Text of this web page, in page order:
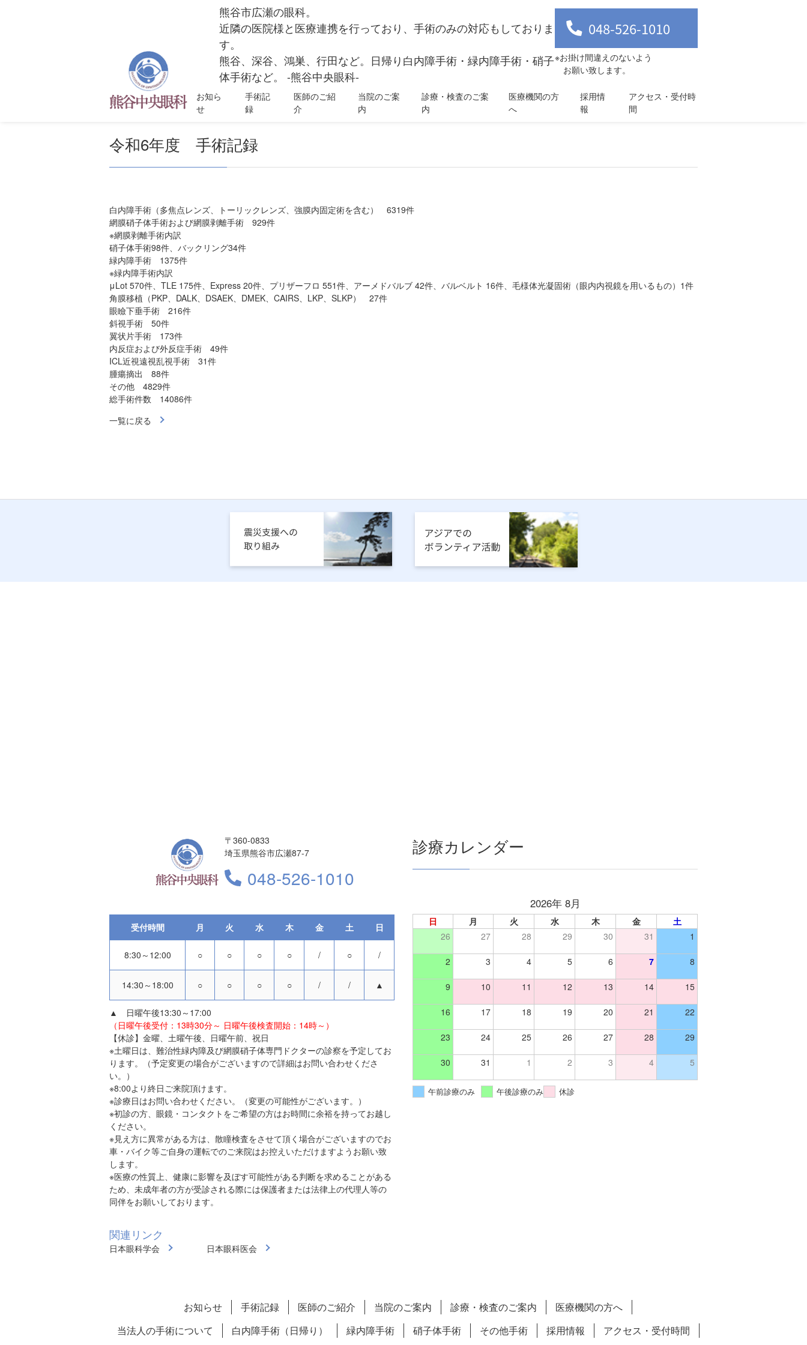
熊谷市広瀬の眼科。
近隣の医院様と医療連携を行っており、手術のみの対応もしておりま
す。
熊谷、深谷、鴻巣、行田など。日帰り白内障手術・緑内障手術・硝子
体手術など。 -熊谷中央眼科-
048-526-1010
※お掛け間違えのないよう
お願い致します。
お知ら
せ
手術記
録
医師のご紹
介
当院のご案
内
診療・検査のご案
内
医療機関の方
へ
採用情
報
アクセス・受付時
間
令和6年度 手術記録
白内障手術（多焦点レンズ、トーリックレンズ、強膜内固定術を含む） 6319件
網膜硝子体手術および網膜剥離手術 929件
※網膜剥離手術内訳
硝子体手術98件、バックリング34件
緑内障手術 1375件
※緑内障手術内訳
μLot 570件、TLE 175件、Express 20件、プリザーフロ 551件、アーメドバルブ 42件、バルベルト 16件、毛様体光凝固術（眼内内視鏡を用いるもの）1件
角膜移植（PKP、DALK、DSAEK、DMEK、CAIRS、LKP、SLKP） 27件
眼瞼下垂手術 216件
斜視手術 50件
翼状片手術 173件
内反症および外反症手術 49件
ICL近視遠視乱視手術 31件
腫瘍摘出 88件
その他 4829件
総手術件数 14086件
一覧に戻る
〒360-0833
埼玉県熊谷市広瀬87-7
048-526-1010
受付時間 月 火 水 木 金 土 日
8:30～12:00 ○ ○ ○ ○ / ○ /
14:30～18:00 ○ ○ ○ ○ / / ▲
▲ 日曜午後13:30～17:00
（日曜午後受付：13時30分～ 日曜午後検査開始：14時～）
【休診】金曜、土曜午後、日曜午前、祝日
※土曜日は、難治性緑内障及び網膜硝子体専門ドクターの診察を予定してお
ります。（予定変更の場合がございますので詳細はお問い合わせくださ
い。）
※8:00より終日ご来院頂けます。
※診療日はお問い合わせください。（変更の可能性がございます。）
※初診の方、眼鏡・コンタクトをご希望の方はお時間に余裕を持ってお越し
ください。
※見え方に異常がある方は、散瞳検査をさせて頂く場合がございますのでお
車・バイク等ご自身の運転でのご来院はお控えいただけますようお願い致
します。
※医療の性質上、健康に影響を及ぼす可能性がある判断を求めることがある
ため、未成年者の方が受診される際には保護者または法律上の代理人等の
同伴をお願いしております。
関連リンク
日本眼科学会 日本眼科医会
診療カレンダー
2026年 8月
日 月 火 水 木 金
土
26
27 28 29 30 31 1
2 3 4 5 6 7 8
9 10 11 12 13 14 15
16 17 18 19 20 21 22
23 24 25 26 27 28 29
30 31 1 2 3 4 5
午前診療のみ 午後診療のみ 休診
お知らせ 手術記録 医師のご紹介 当院のご案内 診療・検査のご案内
医療機関の方へ
当法人の手術について
白内障手術（日帰り） 緑内障手術 硝子体手術 その他手術 採用情報 アクセス・受付時間